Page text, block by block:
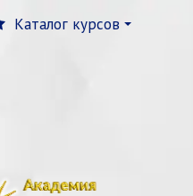
Каталог курсов